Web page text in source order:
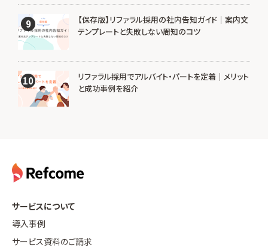
9
【保存版】リファラル採用の社内告知ガイド｜案内文
テンプレートと失敗しない周知のコツ
10
リファラル採用でアルバイト・パートを定着｜メリット
と成功事例を紹介
サービスについて
導入事例
サービス資料のご請求